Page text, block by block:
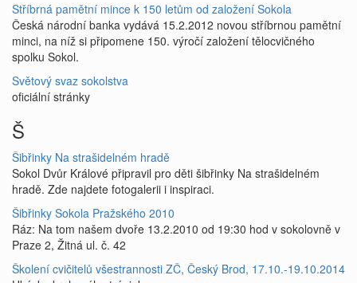
Stříbrná pamětní mince k 150 letům od založení Sokola
Česká národní banka vydává 15.2.2012 novou stříbrnou pamětní
minci, na níž si připomene 150. výročí založení tělocvičného
spolku Sokol.
Světový svaz sokolstva
oficiální stránky
Š
Šibřinky Na strašidelném hradě
Sokol Dvůr Králové připravil pro děti šibřinky Na strašidelném
hradě. Zde najdete fotogalerii i inspiraci.
Šibřinky Sokola Pražského 2010
Ráz: Na tom našem dvoře 13.2.2010 od 19:30 hod v sokolovně v
Praze 2, Žitná ul. č. 42
Školení cvičitelů všestrannosti ZČ, Český Brod, 17.10.-19.10.2014